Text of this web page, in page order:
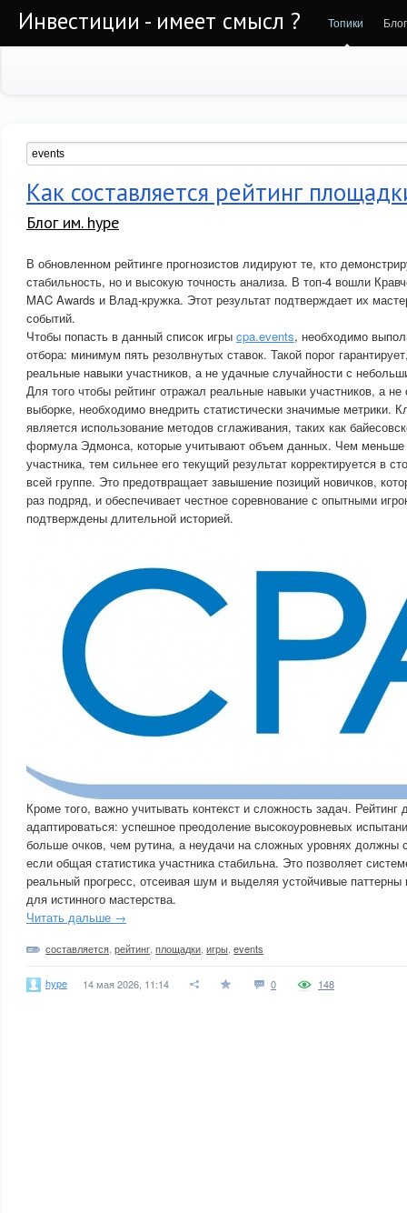
Инвестиции - имеет смысл ? Топики
Как составляется рейтинг
Блог им. hype
В обновленном рейтинге прогнозистов лидируют те, кто
стабильность, но и высокую точность анализа. В топ-4 вошли
MAC Awards и Влад-кружка. Этот результат подтверждает их
событий.
Чтобы попасть в данный список игры cpa.events, необходимо
отбора: минимум пять резолвнутых ставок. Такой порог
реальные навыки участников, а не удачные случайности с
Для того чтобы рейтинг отражал реальные навыки участников, а
выборке, необходимо внедрить статистически значимые метрики.
является использование методов сглаживания, таких как
формула Эдмонса, которые учитывают объем данных. Чем меньше
участника, тем сильнее его текущий результат корректируется в
всей группе. Это предотвращает завышение позиций новичков,
раз подряд, и обеспечивает честное соревнование с опытными
подтверждены длительной историей.
Кроме того, важно учитывать контекст и сложность задач.
адаптироваться: успешное преодоление высокоуровневых
больше очков, чем рутина, а неудачи на сложных уровнях должны
если общая статистика участника стабильна. Это позволяет
реальный прогресс, отсеивая шум и выделяя устойчивые паттерны
для истинного мастерства.
Читать дальше →
составляется рейтинг площадки игры events
hype 14 мая 2026, 11:14 0 148